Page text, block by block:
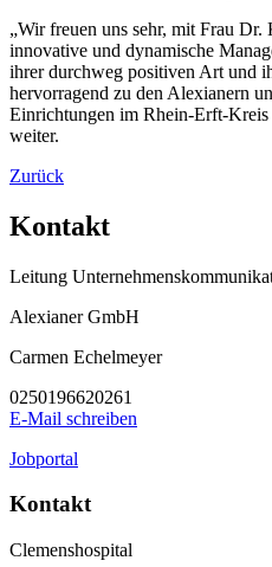
„Wir freuen uns sehr, mit Frau Dr.
innovative und dynamische
ihrer durchweg positiven Art und
hervorragend zu den Alexianern
Einrichtungen im Rhein-Erft-
weiter.
Zurück
Kontakt
Leitung
Alexianer GmbH
Carmen Echelmeyer
0250196620261
E-Mail schreiben
Jobportal
Kontakt
Clemenshospital